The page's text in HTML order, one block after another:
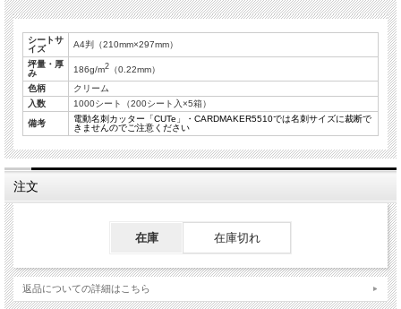
代替品といたしまして、
ノーカット名刺用紙 インクジェット専用 クリーム（IK） 両面マット 厚口
1000シート入（商品番号:40133）
ております。
用紙の無料サンプルをご希望の方は、【support@swave.co.jp】までお問い合わ
せいただくか、
用」にチェックを入れてご請求ください。
※代替品のサンプルのみご希望の場合には、お手数ですが備考欄にお書き添えく
インクジェットプリンタ専用の名刺用紙です。
用紙の両面にインクジェットプリンタに最適なコート処理を施しているので、印刷
後は多少の水濡れでもインクが溶け出すことがありません。
シートサ
イズ
A4判（210mm×297mm）
坪量・厚
み
186g/m2 （0.22mm）
色柄
クリーム
入数
1000シート（200シート入×5箱）
備考
電動名刺カッター「CUTe」・CARDMAKER5510では名刺サイズに裁断で
きませんのでご注意ください
注文
在庫 在庫切れ
返品についての詳細はこちら